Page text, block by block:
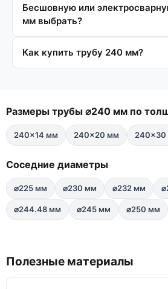
Бесшовную или
мм выбрать?
Как купить трубу 240 мм?
Размеры трубы ⌀240 мм по
240×14 мм 240×20 мм
Соседние диаметры
⌀225 мм ⌀230 мм ⌀232 мм
⌀244.48 мм ⌀245 мм ⌀250 мм
Полезные материалы